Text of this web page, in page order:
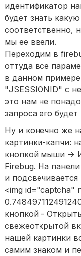
идентификатор
будет знать
соответственно,
мы ее ввели.
Переходим в
оттуда все
в данном
"JSESSIONID" с
это нам не
запроса его
Ну и конечно же
картинки-капчи:
кнопкой мыши ->
Firebug. На
и
<img id="captcha"
кнопкой -
свежеоткрытой
нашей картинки
самим знаком и